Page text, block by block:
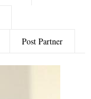
Post Partner